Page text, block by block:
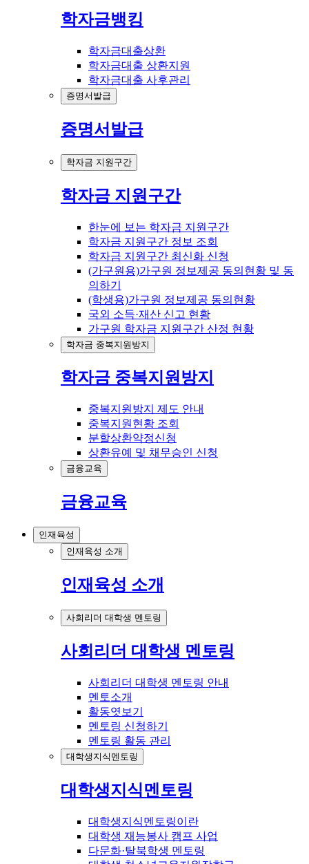
학자금뱅킹
학자금대출상환
학자금대출 상환지원
학자금대출 사후관리
증명서발급
증명서발급
학자금 지원구간
학자금 지원구간
한눈에 보는 학자금 지원구간
학자금 지원구간 정보 조회
학자금 지원구간 최신화 신청
(가구원용)가구원 정보제공 동의현황 및 동
의하기
(학생용)가구원 정보제공 동의현황
국외 소득·재산 신고 현황
가구원 학자금 지원구간 산정 현황
학자금 중복지원방지
학자금 중복지원방지
중복지원방지 제도 안내
중복지원현황 조회
분할상환약정신청
상환유예 및 채무승인 신청
금융교육
금융교육
인재육성
인재육성 소개
인재육성 소개
사회리더 대학생 멘토링
사회리더 대학생 멘토링
사회리더 대학생 멘토링 안내
멘토소개
활동엿보기
멘토링 신청하기
멘토링 활동 관리
대학생지식멘토링
대학생지식멘토링
대학생지식멘토링이란
대학생 재능봉사 캠프 사업
다문화·탈북학생 멘토링